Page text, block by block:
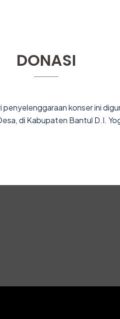
DONASI
konser ini
di Kabupaten Bantul D.I.